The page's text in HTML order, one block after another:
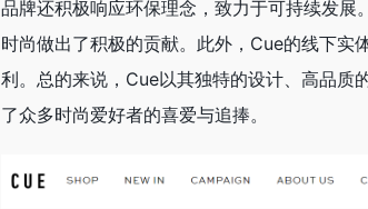
品牌还积极响应环保理念，致力于可持续发
时尚做出了积极的贡献。此外，Cue的线下实
利。总的来说，Cue以其独特的设计、高品质
了众多时尚爱好者的喜爱与追捧。